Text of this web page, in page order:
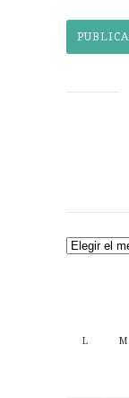
Archivos
L M